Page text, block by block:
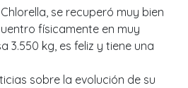
se recuperó muy bien
físicamente en muy
3.550 kg, es feliz y tiene una
sobre la evolución de su